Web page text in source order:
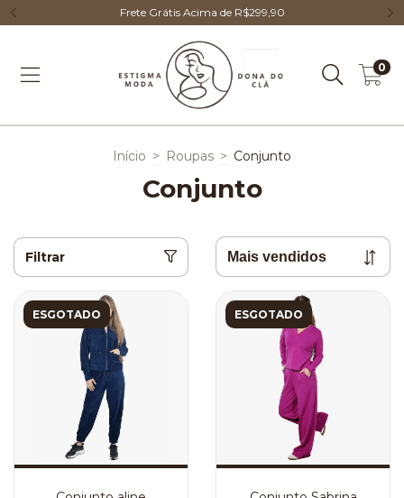
Frete Grátis Acima de R$299,90
0
Início > Roupas > Conjunto
Conjunto
Filtrar
ESGOTADO ESGOTADO